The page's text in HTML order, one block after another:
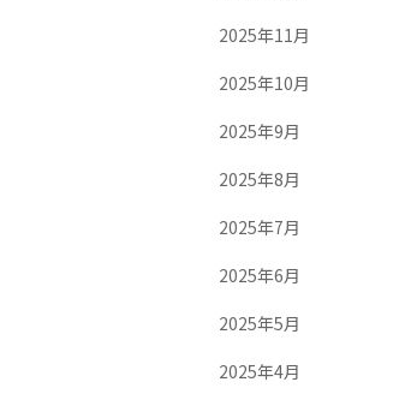
2025年11月
2025年10月
2025年9月
2025年8月
2025年7月
2025年6月
2025年5月
2025年4月